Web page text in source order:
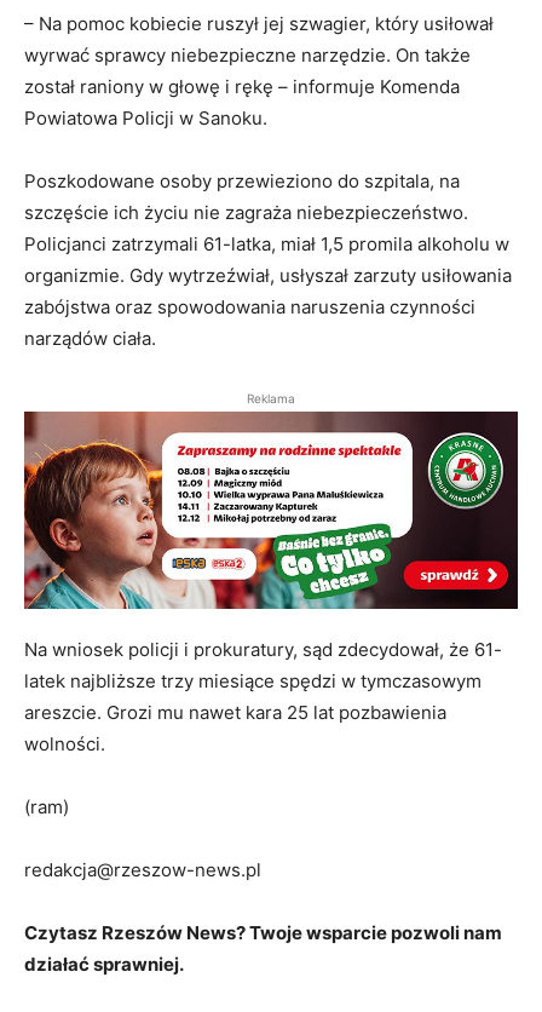
– Na pomoc kobiecie ruszył jej szwagier, który usiłował
wyrwać sprawcy niebezpieczne narzędzie. On także
został raniony w głowę i rękę – informuje Komenda
Powiatowa Policji w Sanoku.
Poszkodowane osoby przewieziono do szpitala, na
szczęście ich życiu nie zagraża niebezpieczeństwo.
Policjanci zatrzymali 61-latka, miał 1,5 promila alkoholu w
organizmie. Gdy wytrzeźwiał, usłyszał zarzuty usiłowania
zabójstwa oraz spowodowania naruszenia czynności
narządów ciała.
Reklama
Na wniosek policji i prokuratury, sąd zdecydował, że 61-
latek najbliższe trzy miesiące spędzi w tymczasowym
areszcie. Grozi mu nawet kara 25 lat pozbawienia
wolności.
(ram)
redakcja@rzeszow-news.pl
Czytasz Rzeszów News? Twoje wsparcie pozwoli nam
działać sprawniej.